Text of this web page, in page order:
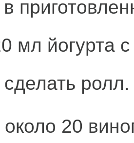
в
мл йогурта
ролл.
20